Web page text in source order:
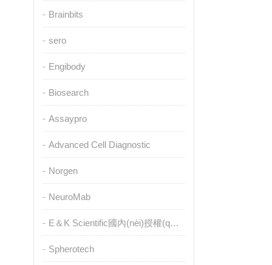
Brainbits
sero
Engibody
Biosearch
Assaypro
Advanced Cell Diagnostic
Norgen
NeuroMab
E＆K Scientific國內(nèi)授權(quán)代理
Spherotech